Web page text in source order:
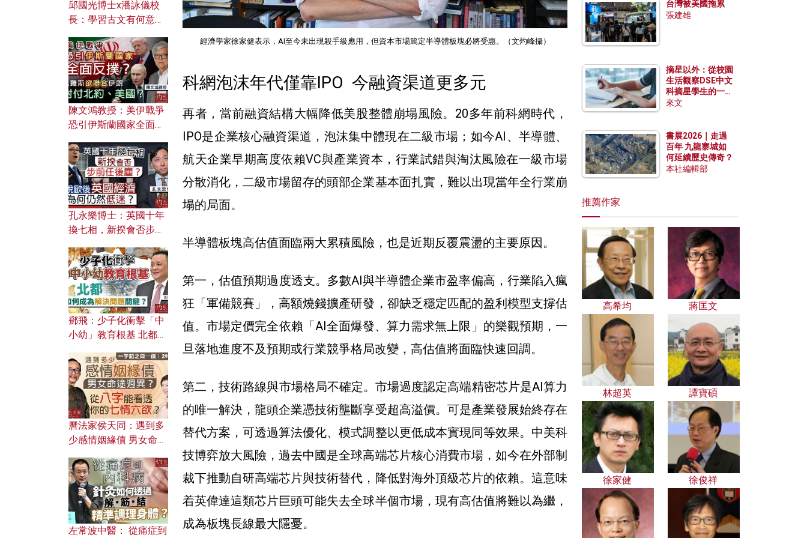
經濟學家徐家健表示，AI至今未出現殺手級應用，但資本市場篤定半導體板塊必將受惠。（文灼峰攝）
科網泡沫年代僅靠IPO 今融資渠道更多元
再者，當前融資結構大幅降低美股整體崩塌風險。20多年前科網時代，
IPO是企業核心融資渠道，泡沫集中體現在二級市場；如今AI、半導體、
航天企業早期高度依賴VC與產業資本，行業試錯與淘汰風險在一級市場
分散消化，二級市場留存的頭部企業基本面扎實，難以出現當年全行業崩
塌的局面。
半導體板塊高估值面臨兩大累積風險，也是近期反覆震盪的主要原因。
第一，估值預期過度透支。多數AI與半導體企業市盈率偏高，行業陷入瘋
狂「軍備競賽」，高額燒錢擴產研發，卻缺乏穩定匹配的盈利模型支撐估
值。市場定價完全依賴「AI全面爆發、算力需求無上限」的樂觀預期，一
旦落地進度不及預期或行業競爭格局改變，高估值將面臨快速回調。
第二，技術路線與市場格局不確定。市場過度認定高端精密芯片是AI算力
的唯一解決，龍頭企業憑技術壟斷享受超高溢價。可是產業發展始終存在
替代方案，可透過算法優化、模式調整以更低成本實現同等效果。中美科
技博弈放大風險，過去中國是全球高端芯片核心消費市場，如今在外部制
裁下推動自研高端芯片與技術替代，降低對海外頂級芯片的依賴。這意味
着英偉達這類芯片巨頭可能失去全球半個市場，現有高估值將難以為繼，
成為板塊長線最大隱憂。
邱國光博士x潘詠儀校
長：學習古文有何意
文之美？ 日常寫作如何
應用？
陳文鴻教授：美伊戰爭
恐引伊斯蘭國家全面反
對付北約美國？
孔永樂博士：英國十年
換七相，新揆會否步前
濟為何仍然低迷？
鄧飛：少子化衝擊「中
小幼」教育根基 北都如
曆法家侯天同：遇到多
少感情姻緣債 男女命途
的七情六欲？
左常波中醫： 從痛症到
台灣被美國拖累
張建雄
摘星以外：從校園
生活觀察DSE中文
科摘星學生的一點
特質
來文
書展2026｜走過
百年 九龍寨城如
何延續歷史傳奇？
本社編輯部
推薦作家
高希均 蔣匡文
林超英 譚寶碩
徐家健 徐俊祥